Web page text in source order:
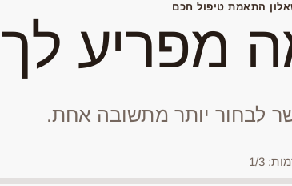
התאמת טיפול חכם
מפריע
לבחור יותר מתשובה אחת.
1/3